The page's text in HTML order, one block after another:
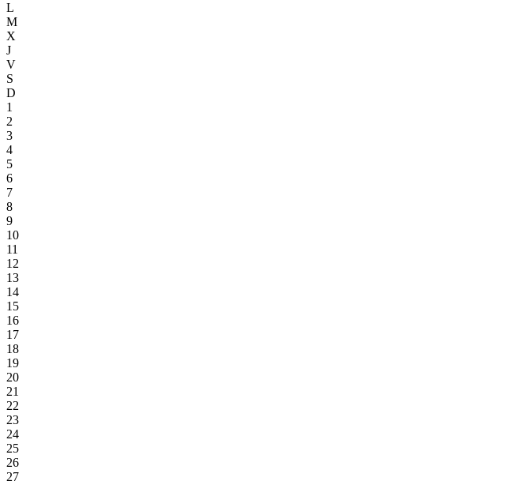
L
M
X
J
V
S
D
1
2
3
4
5
6
7
8
9
10
11
12
13
14
15
16
17
18
19
20
21
22
23
24
25
26
27